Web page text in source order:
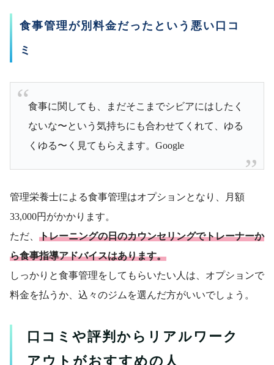
食事管理が別料金だったという悪い口コ
ミ
食事に関しても、まだそこまでシビアにはしたく
ないな〜という気持ちにも合わせてくれて、ゆる
くゆる〜く見てもらえます。Google
管理栄養士による食事管理はオプションとなり、月額
33,000円がかかります。
ただ、 トレーニングの日のカウンセリングでトレーナーか
ら食事指導アドバイスはあります。
しっかりと食事管理をしてもらいたい人は、オプションで
料金を払うか、込々のジムを選んだ方がいいでしょう。
口コミや評判からリアルワーク
アウトがおすすめの人